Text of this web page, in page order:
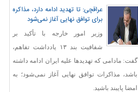
عراقچی: تا تهدید ادامه دارد، مذاکره
برای توافق نهایی آغاز نمی‌شود
وزیر امور خارجه با تأکید بر
شفافیت بند ۱۳ یادداشت تفاهم،
گفت: مادامی که تهدیدها علیه ایران ادامه داشته
باشد، مذاکرات توافق نهایی آغاز نمی‌شود؛ به
امضا پایبند باشید.